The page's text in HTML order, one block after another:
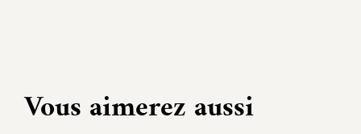
Vous aimerez aussi